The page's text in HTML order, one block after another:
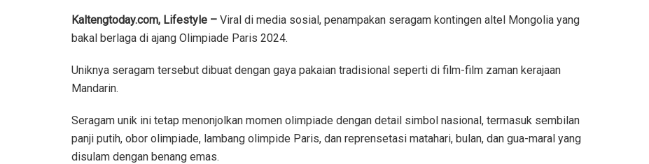
Kaltengtoday.com, Lifestyle – Viral di media sosial, penampakan seragam kontingen altel Mongolia yang
bakal berlaga di ajang Olimpiade Paris 2024.
Uniknya seragam tersebut dibuat dengan gaya pakaian tradisional seperti di film-film zaman kerajaan
Mandarin.
Seragam unik ini tetap menonjolkan momen olimpiade dengan detail simbol nasional, termasuk sembilan
panji putih, obor olimpiade, lambang olimpide Paris, dan reprensetasi matahari, bulan, dan gua-maral yang
disulam dengan benang emas.